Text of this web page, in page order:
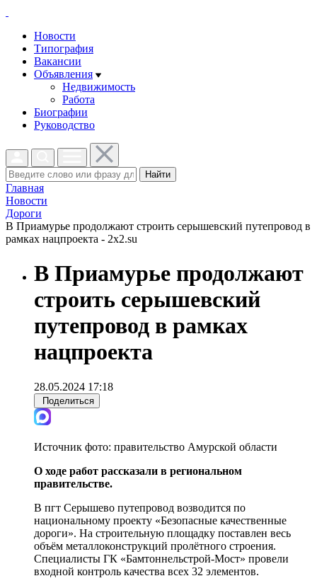
Новости
Типография
Вакансии
Объявления
Недвижимость
Работа
Биографии
Руководство
Найти
Главная
Новости
Дороги
В Приамурье продолжают строить серышевский путепровод в
рамках нацпроекта - 2x2.su
В Приамурье продолжают
строить серышевский
путепровод в рамках
нацпроекта
28.05.2024 17:18
Поделиться
Источник фото: правительство Амурской области
О ходе работ рассказали в региональном
правительстве.
В пгт Серышево путепровод возводится по
национальному проекту «Безопасные качественные
дороги». На строительную площадку поставлен весь
объём металлоконструкций пролётного строения.
Специалисты ГК «Бамтоннельстрой-Мост» провели
входной контроль качества всех 32 элементов.